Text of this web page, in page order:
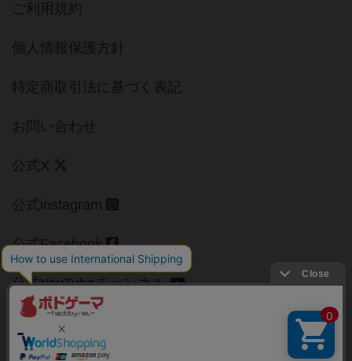
ご利用規約
個人情報保護方針
特定商取引法に基づく表記
お問い合わせ
公式X
公式instagram
公式Facebook
公式YouTubeチャンネル